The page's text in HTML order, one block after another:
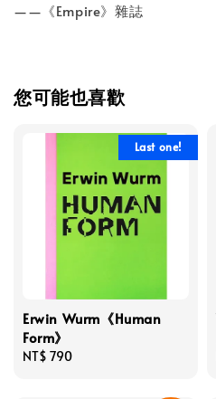
——《Empire》雜誌
您可能也喜歡
Last one!
Erwin Wurm《Human
Form》
Regular
NT$ 790